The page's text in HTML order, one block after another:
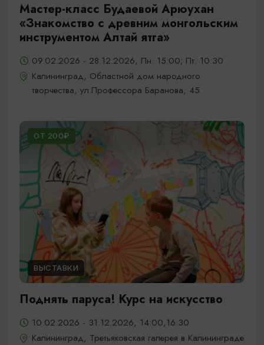
Мастер-класс Будаевой Арюухан
«Знакомство с древним монгольским
инструментом Алтай ятга»
09.02.2026 - 28.12.2026, Пн. 15:00; Пт. 10:30
Калининград, Областной дом народного
творчества, ул.Профессора Баранова, 45
ОТ 200₽
ВЫСТАВКИ
Поднять паруса! Курс на искусство
10.02.2026 - 31.12.2026, 14:00,16:30
Калининград, Третьяковская галерея в Калининграде